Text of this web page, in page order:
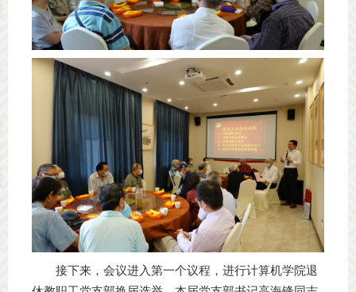
接下来，会议进入第一个议程，进行计算机学院退